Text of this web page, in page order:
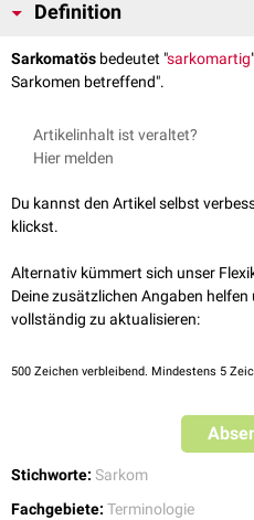
Definition
Sarkomatös bedeutet "sarkomartig
Sarkomen betreffend".
Artikelinhalt ist veraltet?
Hier melden
Du kannst den Artikel selbst
klickst.
Alternativ kümmert sich unser
Deine zusätzlichen Angaben
vollständig zu aktualisieren:
500 Zeichen verbleibend. Mindestens 5
Stichworte: Sarkom
Fachgebiete: Terminologie